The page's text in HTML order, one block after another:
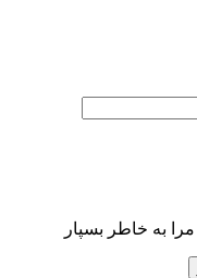
مرا به خاطر بسپار